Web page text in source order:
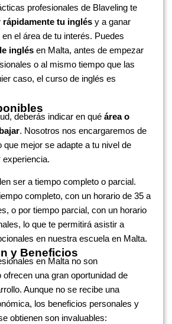
profesionales de Blaveling te
rápidamente tu inglés y a ganar
el área de tu interés. Puedes
inglés en Malta, antes de empezar
o al mismo tiempo que las
caso, el curso de inglés es
deberás indicar en qué área o
. Nosotros nos encargaremos de
que mejor se adapte a tu nivel de
experiencia.
ser a tiempo completo o parcial.
completo, con un horario de 35 a
o por tiempo parcial, con un horario
lo que te permitirá asistir a
en nuestra escuela en Malta.
y Beneficios
en Malta no son
ofrecen una gran oportunidad de
Aunque no se recibe una
los beneficios personales y
obtienen son invaluables: